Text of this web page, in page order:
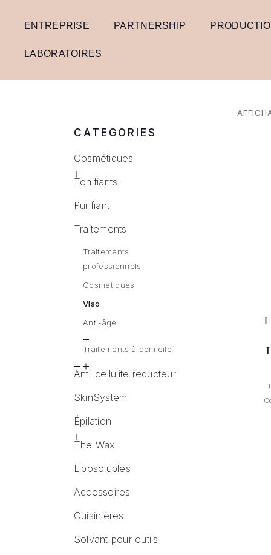
ENTREPRISE PARTNERSHIP
LABORATOIRES
CATEGORIES
Cosmétiques
Tonifiants
Purifiant
Traitements
Traitements
professionnels
Cosmétiques
Viso
Anti-âge
Traitements à domicile
Anti-cellulite réducteur
SkinSystem
Épilation
The Wax
Liposolubles
Accessoires
Cuisinières
Solvant pour outils